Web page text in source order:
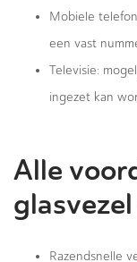
Mobiele
een vast
Televisie:
ingezet kan
Alle
Razendsnelle